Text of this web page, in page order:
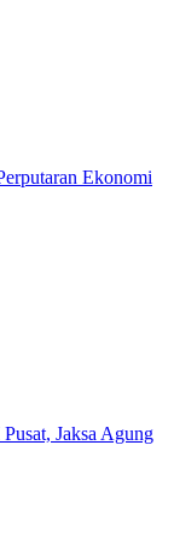
Ekonomi
Jaksa Agung